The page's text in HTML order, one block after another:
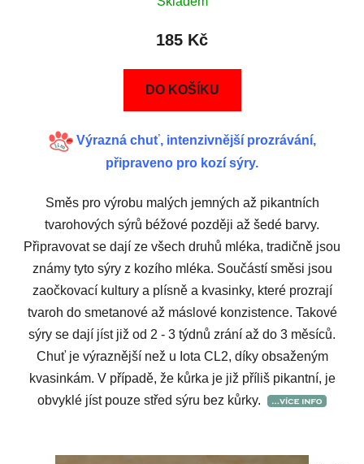
185 Kč
DO KOŠÍKU
Výrazná chuť, intenzivnější prozrávání,
připraveno pro kozí sýry.
Směs pro výrobu malých jemných až pikantních
tvarohových sýrů béžové později až šedé barvy.
Připravovat se dají ze všech druhů mléka, tradičně jsou
známy tyto sýry z kozího mléka. Součástí směsi jsou
zaočkovací kultury a plísně a kvasinky, které prozrají
tvaroh do smetanové až máslové konzistence. Takové
sýry se dají jíst již od 2 - 3 týdnů zrání až do 3 měsíců.
Chuť je výraznější než u Iota CL2, díky obsaženým
kvasinkám. V případě, že kůrka je již příliš pikantní, je
obvyklé jíst pouze střed sýru bez kůrky.